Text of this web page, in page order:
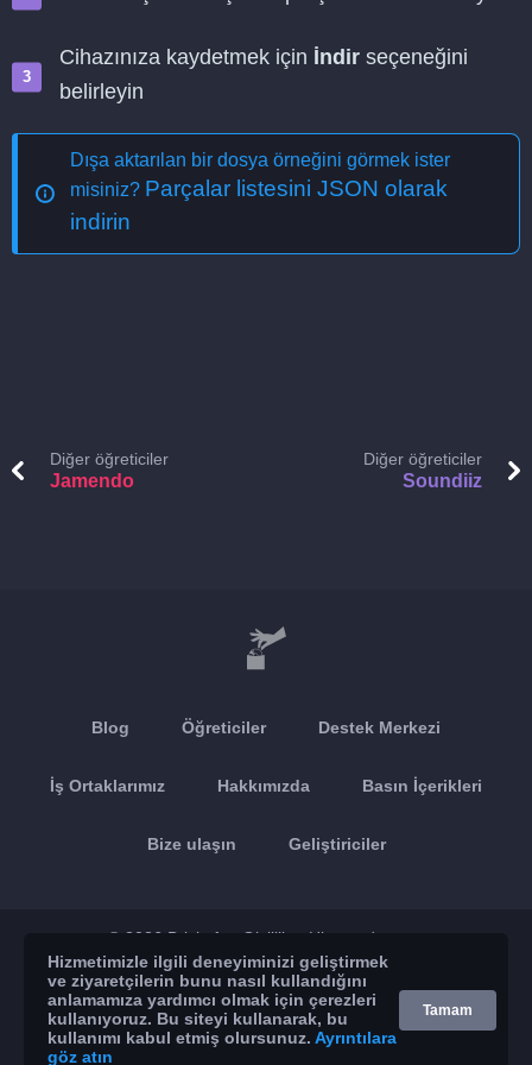
Cihazınıza kaydetmek için İndir seçeneğini
belirleyin
Dışa aktarılan bir dosya örneğini görmek ister
misiniz? Parçalar listesini JSON olarak
indirin
Diğer öğreticiler
Jamendo
Diğer öğreticiler
Soundiiz
Blog Öğreticiler Destek Merkezi
İş Ortaklarımız Hakkımızda Basın İçerikleri
Bize ulaşın Geliştiriciler
© 2026 Brickoft Gizlilik Hizmet durumu
App Store Google Play
Hizmetimizle ilgili deneyiminizi geliştirmek
ve ziyaretçilerin bunu nasıl kullandığını
anlamamıza yardımcı olmak için çerezleri
kullanıyoruz. Bu siteyi kullanarak, bu
kullanımı kabul etmiş olursunuz. Ayrıntılara
göz atın
Tamam